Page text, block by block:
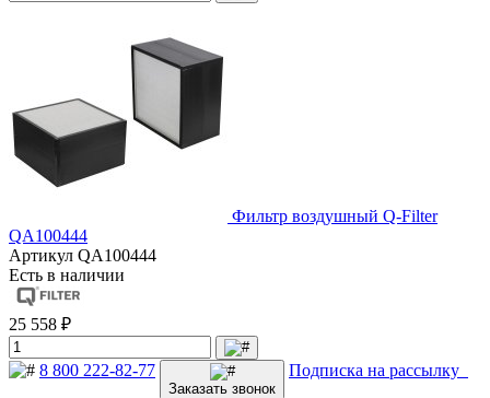
Фильтр воздушный Q-Filter
QA100444
Артикул QA100444
Есть в наличии
25 558 ₽
8 800 222-82-77
Заказать звонок
Подписка на рассылку